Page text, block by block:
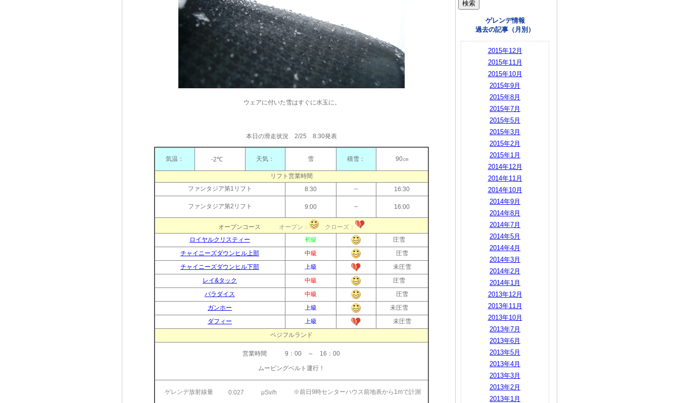
ゲレンデ情報
過去の記事（月別）
2015年12月
2015年11月
2015年10月
2015年9月
2015年8月
2015年7月
2015年5月
2015年3月
2015年2月
2015年1月
2014年12月
2014年11月
2014年10月
2014年9月
2014年8月
2014年7月
2014年5月
2014年4月
2014年3月
2014年2月
2014年1月
2013年12月
2013年11月
2013年10月
2013年7月
2013年6月
2013年5月
2013年4月
2013年3月
2013年2月
2013年1月
ウェアに付いた雪はすぐに水玉に。
本日の滑走状況 2/25 8:30発表
気温： -2℃ 天気： 雪 積雪： 90㎝
リフト営業時間
ファンタジア第1リフト
8:30 ～ 16:30
ファンタジア第2リフト 9:00 ～ 16:00
オープンコース オープン：
クローズ：
ロイヤルクリスティー
初級
圧雪
チャイニーズダウンヒル上部
中級
圧雪
チャイニーズダウンヒル下部
上級
未圧雪
レイ&タック
中級
圧雪
パラダイス
中級
圧雪
ガンホー
上級
未圧雪
ダフィー
上級
未圧雪
ベジフルランド
営業時間 9：00 ～ 16：00
ムービングベルト運行！
ゲレンデ放射線量 0.027 μSv/h ※前日9時センターハウス前地表から1mで計測